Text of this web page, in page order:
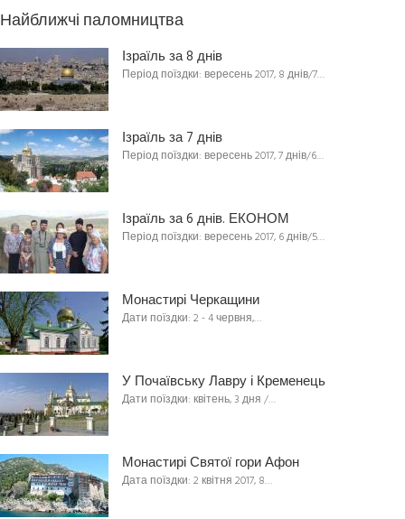
Найближчі паломництва
Ізраїль за 8 днів
Період поїздки: вересень 2017, 8 днів/7…
Ізраїль за 7 днів
Період поїздки: вересень 2017, 7 днів/6…
Ізраїль за 6 днів. ЕКОНОМ
Період поїздки: вересень 2017, 6 днів/5…
Монастирі Черкащини
Дати поїздки: 2 - 4 червня,…
У Почаївську Лавру і Кременець
Дати поїздки: квітень, 3 дня /…
Монастирі Святої гори Афон
Дата поїздки: 2 квітня 2017, 8…